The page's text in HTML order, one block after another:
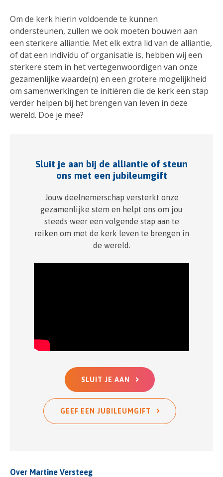
Om de kerk hierin voldoende te kunnen
ondersteunen, zullen we ook moeten bouwen aan
een sterkere alliantie. Met elk extra lid van de alliantie,
of dat een individu of organisatie is, hebben wij een
sterkere stem in het vertegenwoordigen van onze
gezamenlijke waarde(n) en een grotere mogelijkheid
om samenwerkingen te initiëren die de kerk een stap
verder helpen bij het brengen van leven in deze
wereld. Doe je mee?
Sluit je aan bij de alliantie of steun
ons met een jubileumgift
Jouw deelnemerschap versterkt onze
gezamenlijke stem en helpt ons om jou
steeds weer een volgende stap aan te
reiken om met de kerk leven te brengen in
de wereld.
SLUIT JE AAN
GEEF EEN JUBILEUMGIFT
Over Martine Versteeg